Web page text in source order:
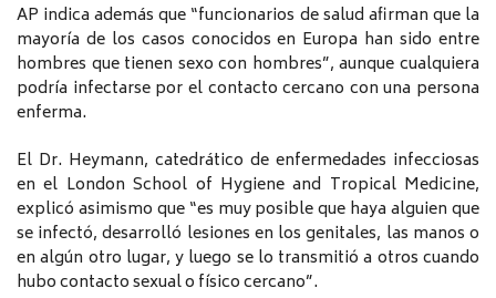
AP indica además que “funcionarios de salud afirman que la
mayoría de los casos conocidos en Europa han sido entre
hombres que tienen sexo con hombres”, aunque cualquiera
podría infectarse por el contacto cercano con una persona
enferma.
El Dr. Heymann, catedrático de enfermedades infecciosas
en el London School of Hygiene and Tropical Medicine,
explicó asimismo que “es muy posible que haya alguien que
se infectó, desarrolló lesiones en los genitales, las manos o
en algún otro lugar, y luego se lo transmitió a otros cuando
hubo contacto sexual o físico cercano”.